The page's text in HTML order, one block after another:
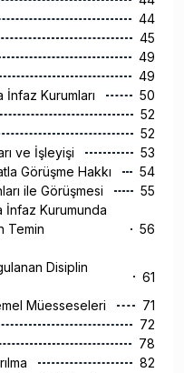
44
45
49
49
İnfaz Kurumları
50
52
52
ve İşleyişi
53
Görüşme Hakkı
54
ile Görüşmesi
55
İnfaz Kurumunda
Temin
56
Disiplin
61
Müesseseleri
71
72
78
82